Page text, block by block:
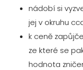
nádobí si
jej v okruhu
k ceně
ze které se
hodnota